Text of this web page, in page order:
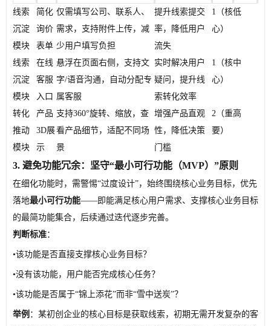
线索
沉淀
模块
简化
询价
表单
仅需填写公司、联系人、
需求，支持附件上传，减
少用户填写负担
提升线索提交
率，降低用户
流失
1（核
心）
低
线索
沉淀
模块
在线
客服
入口
悬浮在页面右侧，支持文
字/语音沟通，自动分配专
属客服
实时解决用户
疑问，提升线
索转化效率
1（核
心）
中
转化
推动
模块
产品
3D展
示
支持360°旋转、缩放，查
看产品细节，适配不同场
景
增强产品直观
性，降低决策
门槛
2（重
要）
高
3. 避免功能冗余：坚守“最小可行功能（MVP）”原则
在细化功能时，需警惕“过度设计”，始终围绕核心业务目标，优先
落地最小可行功能——即能满足核心用户需求、支撑核心业务目标
的最简功能集合，后续通过迭代逐步完善。
判断标准：
•该功能是否直接支撑核心业务目标？
•没有该功能，用户能否完成核心任务？
•该功能是否属于“锦上添花”而非“雪中送炭”？
举例 ：某初创企业的核心目标是获取线索，初期无需开发复杂的客